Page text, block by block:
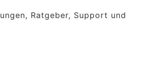
Ratgeber, Support und